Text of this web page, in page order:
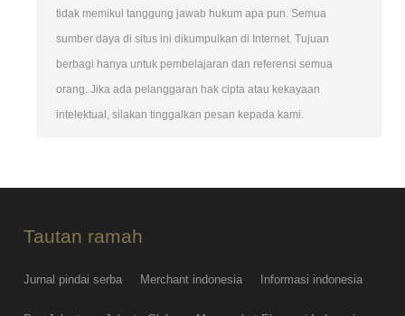
tidak memikul tanggung jawab hukum apa pun. Semua
sumber daya di situs ini dikumpulkan di Internet. Tujuan
berbagi hanya untuk pembelajaran dan referensi semua
orang. Jika ada pelanggaran hak cipta atau kekayaan
intelektual, silakan tinggalkan pesan kepada kami.
Tautan ramah
Jurnal pindai serba Merchant indonesia Informasi indonesia